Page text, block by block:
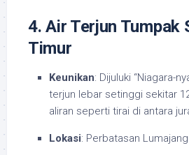
4. Air Terjun Tumpak
Timur
Keunikan: Dijuluki “Niagara-
terjun lebar setinggi sekitar
aliran seperti tirai di antara
Lokasi: Perbatasan